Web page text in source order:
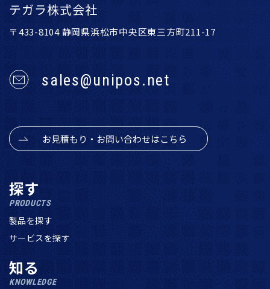
テガラ株式会社
〒433-8104 静岡県浜松市中央区東三方町211-17
sales@unipos.net
お見積もり・お問い合わせはこちら
探す
PRODUCTS
製品を探す
サービスを探す
知る
KNOWLEDGE